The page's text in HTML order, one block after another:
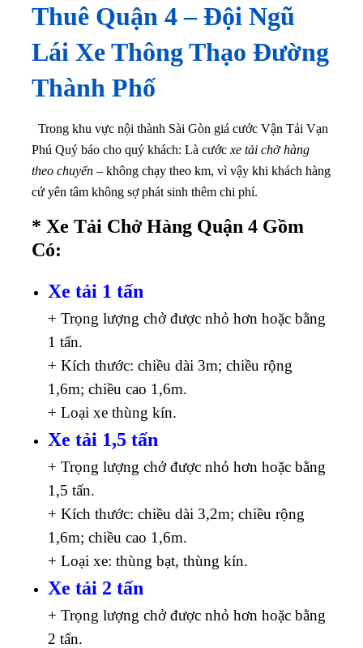
Thuê Quận 4– Đội Ngũ
Lái Xe Thông Thạo Đường
Thành Phố
Trong khu vực nội thành Sài Gòn giá cước Vận Tải Vạn
Phú Quý báo cho quý khách: Là cước xe tải chở hàng
theo chuyến – không chạy theo km, vì vậy khi khách hàng
cứ yên tâm không sợ phát sinh thêm chi phí.
* Xe Tải Chở Hàng Quận 4 Gồm
Có:
Xe tải 1 tấn
+ Trọng lượng chở được nhỏ hơn hoặc bằng
1 tấn.
+ Kích thước: chiều dài 3m; chiều rộng
1,6m; chiều cao 1,6m.
+ Loại xe thùng kín.
Xe tải 1,5 tấn
+ Trọng lượng chở được nhỏ hơn hoặc bằng
1,5 tấn.
+ Kích thước: chiều dài 3,2m; chiều rộng
1,6m; chiều cao 1,6m.
+ Loại xe: thùng bạt, thùng kín.
Xe tải 2 tấn
+ Trọng lượng chở được nhỏ hơn hoặc bằng
2 tấn.